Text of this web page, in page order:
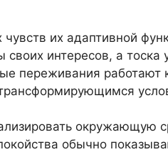
их адаптивной
интересов, а тоска
переживания работают
окружающую
обычно